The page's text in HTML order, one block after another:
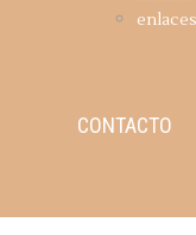
CONTACTO